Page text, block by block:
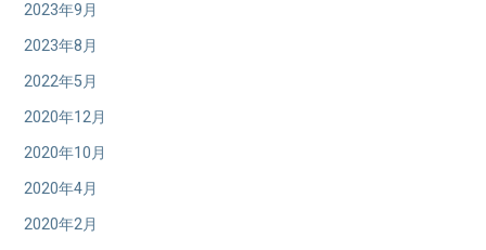
2023年9月
2023年8月
2022年5月
2020年12月
2020年10月
2020年4月
2020年2月